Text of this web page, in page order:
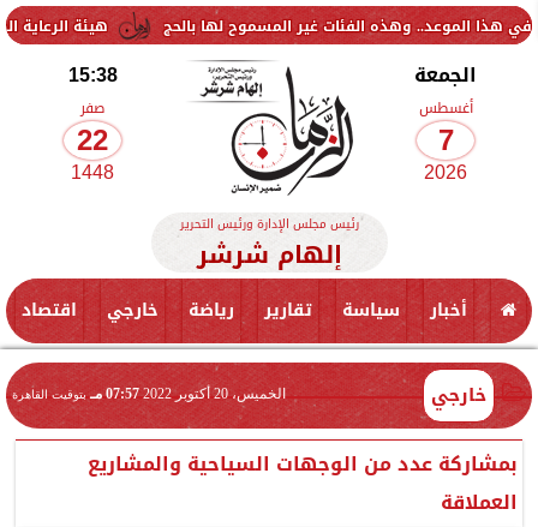
هيئة الرعاية الصحية تبحث في
الجمعة
أغسطس
7
2026
15:38
صفر
22
1448
رئيس مجلس الإدارة ورئيس التحرير
إلهام شرشر
أخبار سياسة تقارير رياضة خارجي اقتصاد
خارجي الخميس، 20 أكتوبر 2022 07:57 مـ بتوقيت القاهرة
بمشاركة عدد من الوجهات السياحية والمشاريع
العملاقة